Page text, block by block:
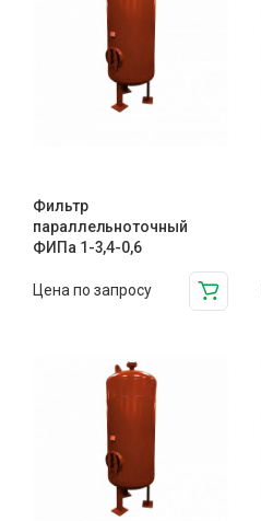
Фильтр
параллельноточный
ФИПа 1-3,4-0,6
Цена по запросу